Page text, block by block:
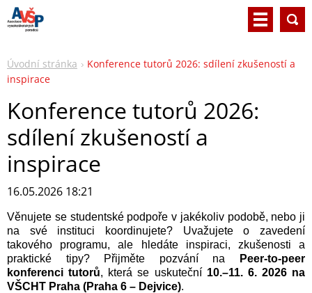
Úvodní stránka
Konference tutorů 2026: sdílení zkušeností a
inspirace
Konference tutorů 2026:
sdílení zkušeností a
inspirace
16.05.2026 18:21
Věnujete se studentské podpoře v jakékoliv podobě, nebo ji
na své instituci koordinujete? Uvažujete o zavedení
takového programu, ale hledáte inspiraci, zkušenosti a
praktické tipy? Přijměte pozvání na
Peer‑to‑peer
konferenci tutorů, která se uskuteční 10.–11. 6. 2026 na
VŠCHT Praha (Praha 6 – Dejvice).